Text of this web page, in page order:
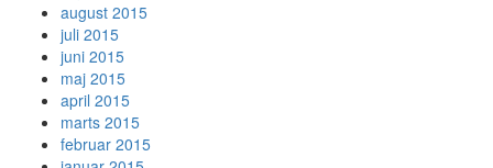
august 2015
juli 2015
juni 2015
maj 2015
april 2015
marts 2015
februar 2015